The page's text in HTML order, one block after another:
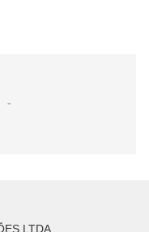
LTDA